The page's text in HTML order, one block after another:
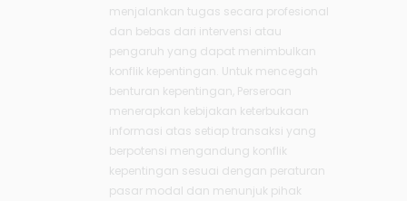
menjalankan tugas secara profesional
dan bebas dari intervensi atau
pengaruh yang dapat menimbulkan
konflik kepentingan. Untuk mencegah
benturan kepentingan, Perseroan
menerapkan kebijakan keterbukaan
informasi atas setiap transaksi yang
berpotensi mengandung konflik
kepentingan sesuai dengan peraturan
pasar modal dan menunjuk pihak